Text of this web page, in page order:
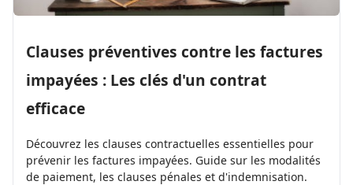
Clauses préventives contre les factures
impayées : Les clés d'un contrat
efficace
Découvrez les clauses contractuelles essentielles pour
prévenir les factures impayées. Guide sur les modalités
de paiement, les clauses pénales et d'indemnisation.